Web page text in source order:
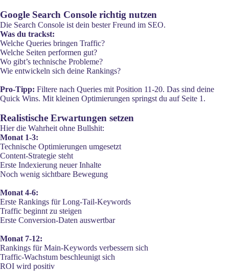
Google Search Console richtig nutzen
Die Search Console ist dein bester Freund im SEO.
Was du trackst:
Welche Queries bringen Traffic?
Welche Seiten performen gut?
Wo gibt’s technische Probleme?
Wie entwickeln sich deine Rankings?
Pro-Tipp: Filtere nach Queries mit Position 11-20. Das sind deine
Quick Wins. Mit kleinen Optimierungen springst du auf Seite 1.
Realistische Erwartungen setzen
Hier die Wahrheit ohne Bullshit:
Monat 1-3:
Technische Optimierungen umgesetzt
Content-Strategie steht
Erste Indexierung neuer Inhalte
Noch wenig sichtbare Bewegung
Monat 4-6:
Erste Rankings für Long-Tail-Keywords
Traffic beginnt zu steigen
Erste Conversion-Daten auswertbar
Monat 7-12:
Rankings für Main-Keywords verbessern sich
Traffic-Wachstum beschleunigt sich
ROI wird positiv